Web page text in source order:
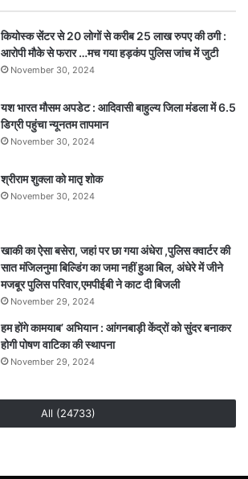
कियोस्क सेंटर से 20 लोगों से करीब 25 लाख रुपए की ठगी :
आरोपी मौके से फरार …मच गया हड़कंप पुलिस जांच में जुटी
November 30, 2024
यश भारत मौसम अपडेट : आदिवासी बाहुल्य जिला मंडला में 6.5
डिग्री पहुंचा न्यूनतम तापमान
November 30, 2024
श्रीराम शुक्ला को मातृ शोक
November 30, 2024
खाकी का ऐसा बसेरा, जहां पर छा गया अंधेरा ,पुलिस क्वार्टर की
सात मंजिलनुमा बिल्डिंग का जमा नहीं हुआ बिल, अंधेरे में जीने
मजबूर पुलिस परिवार,एमपीईबी ने काट दी बिजली
November 29, 2024
हम होंगे कामयाब’ अभियान : आंगनबाड़ी केंद्रों को सुंदर बनाकर
होगी पोषण वाटिका की स्थापना
November 29, 2024
All (24733)